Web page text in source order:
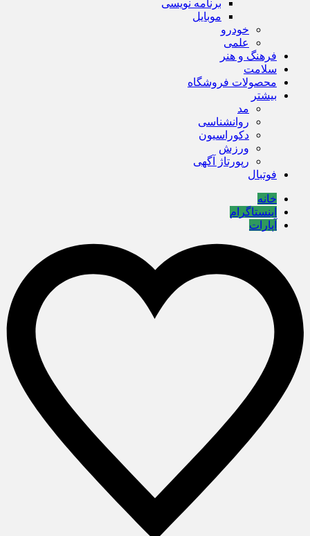
برنامه نویسی
موبایل
خودرو
علمی
فرهنگ و هنر
سلامت
محصولات فروشگاه
بیشتر
مد
روانشناسی
دکوراسیون
ورزش
رپورتاژ آگهی
فوتبال
خانه
اینستاگرام
آپارات